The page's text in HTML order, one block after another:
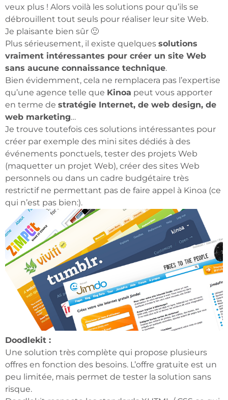
veux plus ! Alors voilà les solutions pour qu’ils se
débrouillent tout seuls pour réaliser leur site Web.
Je plaisante bien sûr 🙂
Plus sérieusement, il existe quelques solutions
vraiment intéressantes pour créer un site Web
sans aucune connaissance technique.
Bien évidemment, cela ne remplacera pas l’expertise
qu’une agence telle que Kinoa peut vous apporter
en terme de stratégie Internet, de web design, de
web marketing…
Je trouve toutefois ces solutions intéressantes pour
créer par exemple des mini sites dédiés à des
événements ponctuels, tester des projets Web
(maquetter un projet Web), créer des sites Web
personnels ou dans un cadre budgétaire très
restrictif ne permettant pas de faire appel à Kinoa (ce
qui n’est pas bien:).
Doodlekit :
Une solution très complète qui propose plusieurs
offres en fonction des besoins. L’offre gratuite est un
peu limitée, mais permet de tester la solution sans
risque.